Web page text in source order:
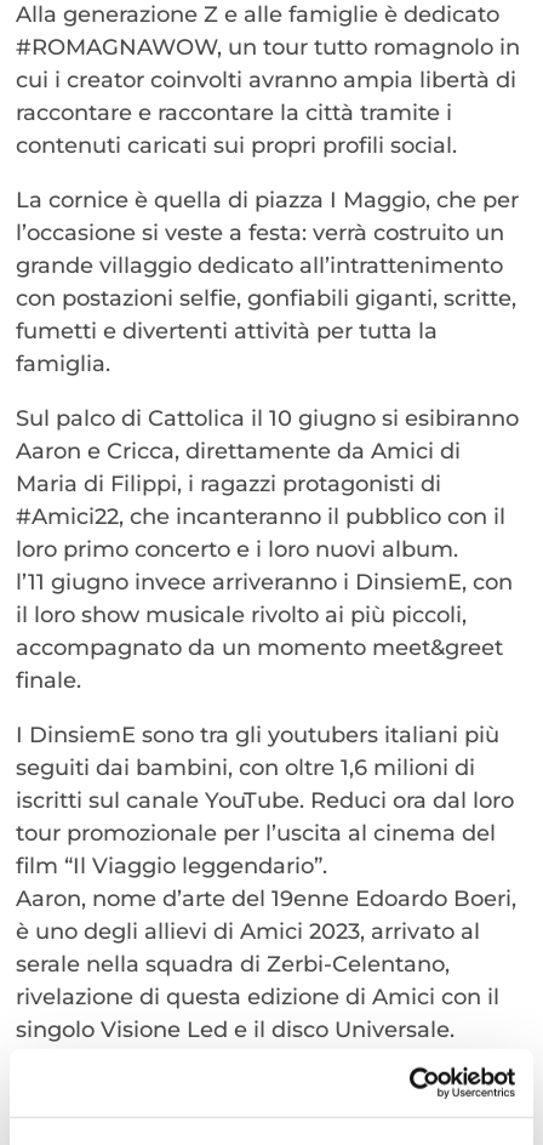
Alla generazione Z e alle famiglie è dedicato
#ROMAGNAWOW, un tour tutto romagnolo in
cui i creator coinvolti avranno ampia libertà di
raccontare e raccontare la città tramite i
contenuti caricati sui propri profili social.
La cornice è quella di piazza I Maggio, che per
l’occasione si veste a festa: verrà costruito un
grande villaggio dedicato all’intrattenimento
con postazioni selfie, gonfiabili giganti, scritte,
fumetti e divertenti attività per tutta la
famiglia.
Sul palco di Cattolica il 10 giugno si esibiranno
Aaron e Cricca, direttamente da Amici di
Maria di Filippi, i ragazzi protagonisti di
#Amici22, che incanteranno il pubblico con il
loro primo concerto e i loro nuovi album.
l’11 giugno invece arriveranno i DinsiemE, con
il loro show musicale rivolto ai più piccoli,
accompagnato da un momento meet&greet
finale.
I DinsiemE sono tra gli youtubers italiani più
seguiti dai bambini, con oltre 1,6 milioni di
iscritti sul canale YouTube. Reduci ora dal loro
tour promozionale per l’uscita al cinema del
film “Il Viaggio leggendario”.
Aaron, nome d’arte del 19enne Edoardo Boeri,
è uno degli allievi di Amici 2023, arrivato al
serale nella squadra di Zerbi-Celentano,
rivelazione di questa edizione di Amici con il
singolo Visione Led e il disco Universale.
conquistato il pubblico di amici con la sua